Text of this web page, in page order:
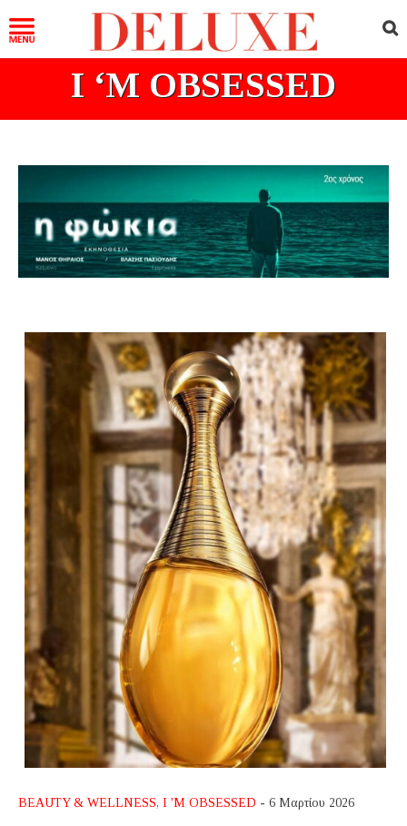
I ‘M OBSESSED
BEAUTY & WELLNESS, I 'M OBSESSED - 6 Μαρτίου 2026